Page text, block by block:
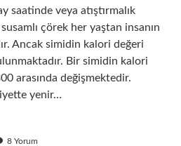
saatinde veya atıştırmalık
çörek her yaştan insanın
Ancak simidin kalori değeri
Bir simidin kalori
arasında değişmektedir.
yenir…
8 Yorum